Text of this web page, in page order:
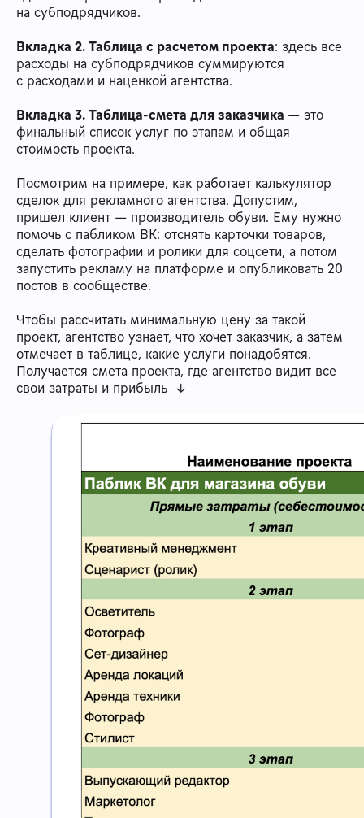
на субподрядчиков.
Вкладка 2. Таблица с расчетом проекта: здесь все
расходы на субподрядчиков суммируются
с расходами и наценкой агентства.
Вкладка 3. Таблица-смета для заказчика — это
финальный список услуг по этапам и общая
стоимость проекта.
Посмотрим на примере, как работает калькулятор
сделок для рекламного агентства. Допустим,
пришел клиент — производитель обуви. Ему нужно
помочь с пабликом ВК: отснять карточки товаров,
сделать фотографии и ролики для соцсети, а потом
запустить рекламу на платформе и опубликовать 20
постов в сообществе.
Чтобы рассчитать минимальную цену за такой
проект, агентство узнает, что хочет заказчик, а затем
отмечает в таблице, какие услуги понадобятся.
Получается смета проекта, где агентство видит все
свои затраты и прибыль ↓